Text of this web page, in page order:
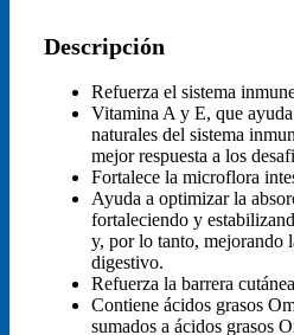
Descripción
Refuerza el sistema
Vitamina A y E, que
naturales del sistema
mejor respuesta a los
Fortalece la microflora
Ayuda a optimizar la
fortaleciendo y
y, por lo tanto, mejorando
digestivo.
Refuerza la barrera
Contiene ácidos grasos
sumados a ácidos grasos